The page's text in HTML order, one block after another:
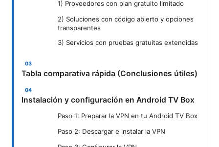
1) Proveedores con plan gratuito limitado
2) Soluciones con código abierto y opciones
transparentes
3) Servicios con pruebas gratuitas extendidas
Tabla comparativa rápida (Conclusiones útiles)
Instalación y configuración en Android TV Box
Paso 1: Preparar la VPN en tu Android TV Box
Paso 2: Descargar e instalar la VPN